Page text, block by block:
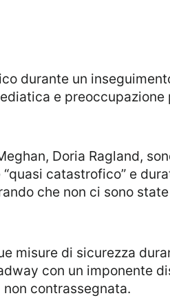
e
catastrofico” e
che non ci sono
con un imponente
contrassegnata.